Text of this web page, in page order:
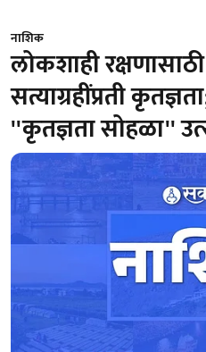
नाशिक
लोकशाही
सत्याग्रहींप्रती
''कृतज्ञता सोहळा''